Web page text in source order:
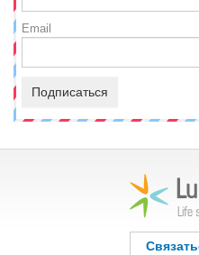
Email
Подписаться